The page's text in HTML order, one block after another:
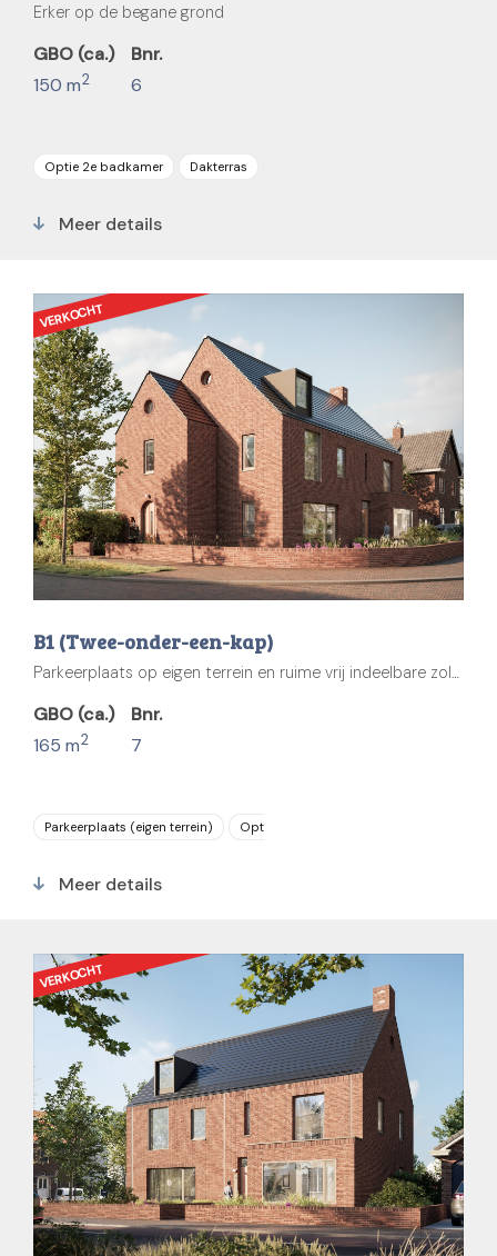
Erker op de begane grond
GBO (ca.)
150 m2
Bnr.
6
Optie 2e badkamer Dakterras
Meer details
VERKOCHT
B1 (Twee-onder-een-kap)
Parkeerplaats op eigen terrein en ruime vrij indeelbare zolder.
GBO (ca.)
165 m2
Bnr.
7
Parkeerplaats (eigen terrein) Optie dakkapel
Meer details
VERKOCHT